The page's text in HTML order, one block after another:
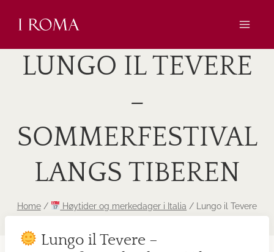
LUNGO IL TEVERE
–
SOMMERFESTIVAL
LANGS TIBEREN
Home / Høytider og merkedager i Italia / Lungo il Tevere
Lungo il Tevere –